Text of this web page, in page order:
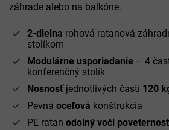
záhrade alebo na balkóne.
2-dielna rohová ratanová
stolíkom
Modulárne usporiadanie – 4
konferenčný stolík
Nosnosťjednotlivých častí 120
Pevná oceľová konštrukcia
PE ratan odolný voči